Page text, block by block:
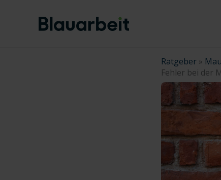
Ratgeber »
Fehler bei der